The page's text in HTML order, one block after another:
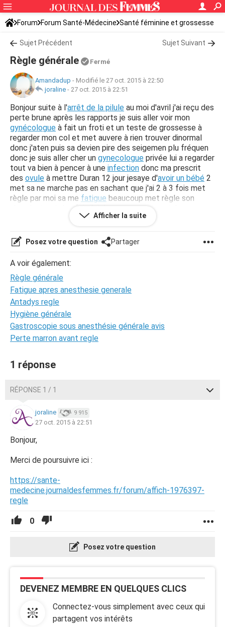
Forum Forum Santé-Médecine Santé féminine et grossesse
Tomber enceinte
Sujet Précédent Sujet Suivant
Règle générale Fermé
Amandadup - Modifié le 27 oct. 2015 à 22:50
joraline - 27 oct. 2015 à 22:51
Bonjour suite à l'arrêt de la pilule au moi d'avril j'ai reçu des
perte brune après les rapports je suis aller voir mon
gynécologue à fait un froti et un teste de grossesse à
regarder mon col et met auvere à rien trouver dinormal
donc j'aten puis sa devien pire des seigemen plu fréquen
donc je suis aller cher un gynecologue privée lui a regarder
tout va bien à pencer à une infection donc ma prescrit
des ovule à mettre Duran 12 jour jesaye d'avoir un bébé 2
met sa ne marche pas en sachant que j'ai 2 à 3 fois met
règle par moi sa me fatigue beaucoup met règle son
abondante et des fois j'ai des morceaux aussi donc
j'aimerais savoir s'il y aurait quelqu'un qui et déjà passer
Afficher la suite
Posez votre question Partager
A voir également:
Règle générale
Fatigue apres anesthesie generale
Antadys regle
Hygiène générale
Gastroscopie sous anesthésie générale avis
Perte marron avant regle
1 réponse
RÉPONSE 1 / 1
joraline 9 915
27 oct. 2015 à 22:51
Bonjour,
Merci de poursuivre ici :
https://sante-
medecine.journaldesfemmes.fr/forum/affich-1976397-
regle
0
Posez votre question
DEVENEZ MEMBRE EN QUELQUES CLICS
Connectez-vous simplement avec ceux qui
partagent vos intérêts